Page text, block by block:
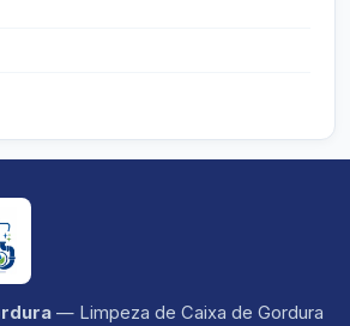
— Limpeza de Caixa de Gordura